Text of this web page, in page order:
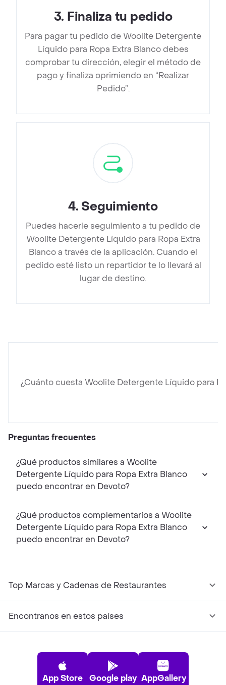
3. Finaliza tu pedido
Para pagar tu pedido de Woolite Detergente
Líquido para Ropa Extra Blanco debes
comprobar tu dirección, elegir el método de
pago y finaliza oprimiendo en “Realizar
Pedido”.
4. Seguimiento
Puedes hacerle seguimiento a tu pedido de
Woolite Detergente Líquido para Ropa Extra
Blanco a través de la aplicación. Cuando el
pedido esté listo un repartidor te lo llevará al
lugar de destino.
¿Cuánto cuesta Woolite Detergente Líquido para
Preguntas frecuentes
¿Qué productos similares a Woolite
Detergente Líquido para Ropa Extra Blanco
puedo encontrar en Devoto?
¿Qué productos complementarios a Woolite
Detergente Líquido para Ropa Extra Blanco
puedo encontrar en Devoto?
Top Marcas y Cadenas de Restaurantes
Encontranos en estos países
App Store Google play AppGallery